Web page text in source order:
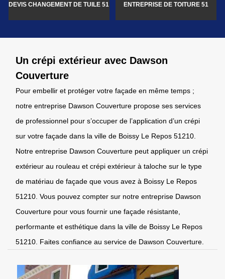
DEVIS CHANGEMENT DE TUILE 51 ENTREPRISE DE TOITURE 51
Un crépi extérieur avec Dawson
Couverture
Pour embellir et protéger votre façade en même temps ;
notre entreprise Dawson Couverture propose ses services
de professionnel pour s’occuper de l’application d’un crépi
sur votre façade dans la ville de Boissy Le Repos 51210.
Notre entreprise Dawson Couverture peut appliquer un crépi
extérieur au rouleau et crépi extérieur à taloche sur le type
de matériau de façade que vous avez à Boissy Le Repos
51210. Vous pouvez compter sur notre entreprise Dawson
Couverture pour vous fournir une façade résistante,
performante et esthétique dans la ville de Boissy Le Repos
51210. Faites confiance au service de Dawson Couverture.